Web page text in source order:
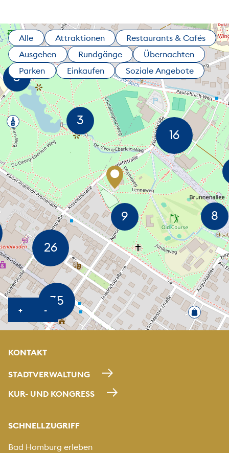
Alle Attraktionen
Restaurants & Cafés
Ausgehen
Rundgänge
Übernachten
Parken
Einkaufen Soziale Angebote
+KARTE HEREINZOOMEN
-KARTE HERAUSZOOMEN
KONTAKT
STADTVERWALTUNG
KUR- UND KONGRESS
SCHNELLZUGRIFF
Bad Homburg erleben